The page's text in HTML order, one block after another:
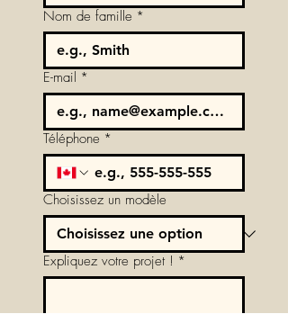
Nom de famille *
E-mail *
Téléphone *
Choisissez un modèle
Expliquez votre projet ! *